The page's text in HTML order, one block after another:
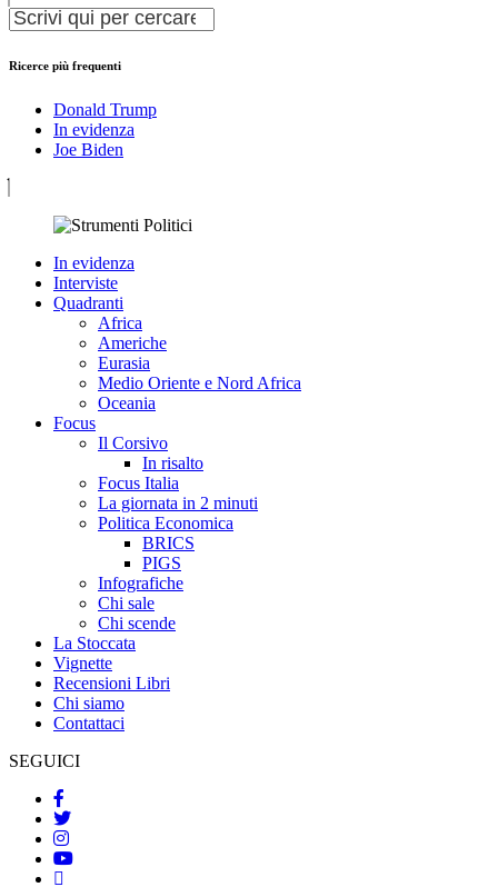
Ricerce più frequenti
Donald Trump
In evidenza
Joe Biden
In evidenza
Interviste
Quadranti
Africa
Americhe
Eurasia
Medio Oriente e Nord Africa
Oceania
Focus
Il Corsivo
In risalto
Focus Italia
La giornata in 2 minuti
Politica Economica
BRICS
PIGS
Infografiche
Chi sale
Chi scende
La Stoccata
Vignette
Recensioni Libri
Chi siamo
Contattaci
SEGUICI